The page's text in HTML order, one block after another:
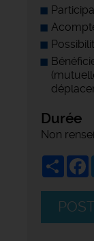
Durée
Non
Share